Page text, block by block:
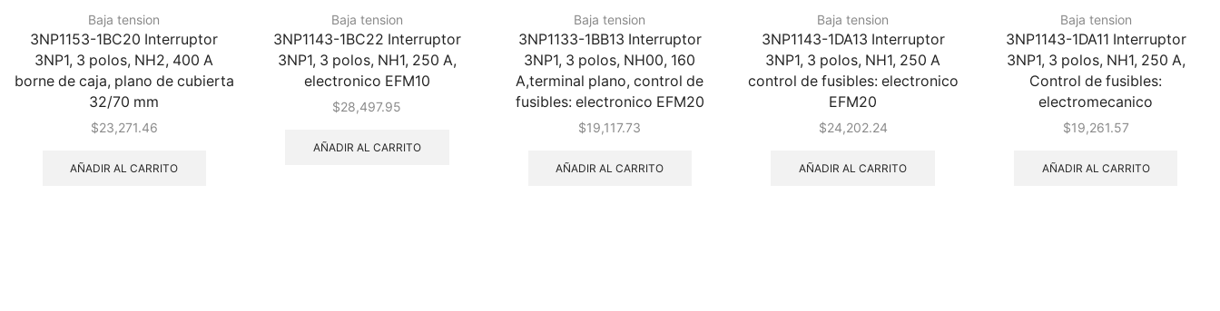
Baja tension
3NP1153-1BC20 Interruptor
3NP1, 3 polos, NH2, 400 A
borne de caja, plano de cubierta
32/70 mm
$23,271.46
AÑADIR AL CARRITO
Baja tension
3NP1143-1BC22 Interruptor
3NP1, 3 polos, NH1, 250 A,
electronico EFM10
$28,497.95
AÑADIR AL CARRITO
Baja tension
3NP1133-1BB13 Interruptor
3NP1, 3 polos, NH00, 160
A,terminal plano, control de
fusibles: electronico EFM20
$19,117.73
AÑADIR AL CARRITO
Baja tension
3NP1143-1DA13 Interruptor
3NP1, 3 polos, NH1, 250 A
control de fusibles: electronico
EFM20
$24,202.24
AÑADIR AL CARRITO
Baja tension
3NP1143-1DA11 Interruptor
3NP1, 3 polos, NH1, 250 A,
Control de fusibles:
electromecanico
$19,261.57
AÑADIR AL CARRITO